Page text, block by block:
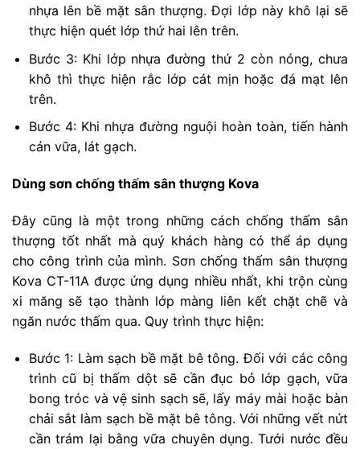
nhựa lên bề mặt sân thượng. Đợi lớp này khô lại sẽ
thực hiện quét lớp thứ hai lên trên.
Bước 3: Khi lớp nhựa đường thứ 2 còn nóng, chưa
khô thì thực hiện rắc lớp cát mịn hoặc đá mạt lên
trên.
Bước 4: Khi nhựa đường nguội hoàn toàn, tiến hành
cán vữa, lát gạch.
Dùng sơn chống thấm sân thượng Kova
Đây cũng là một trong những cách chống thấm sân
thượng tốt nhất mà quý khách hàng có thể áp dụng
cho công trình của mình. Sơn chống thấm sân thượng
Kova CT-11A được ứng dụng nhiều nhất, khi trộn cùng
xi măng sẽ tạo thành lớp màng liên kết chặt chẽ và
ngăn nước thấm qua. Quy trình thực hiện:
Bước 1: Làm sạch bề mặt bê tông. Đối với các công
trình cũ bị thấm dột sẽ cần đục bỏ lớp gạch, vữa
bong tróc và vệ sinh sạch sẽ, lấy máy mài hoặc bàn
chải sắt làm sạch bề mặt bê tông. Với những vết nứt
cần trám lại bằng vữa chuyên dụng. Tưới nước đều